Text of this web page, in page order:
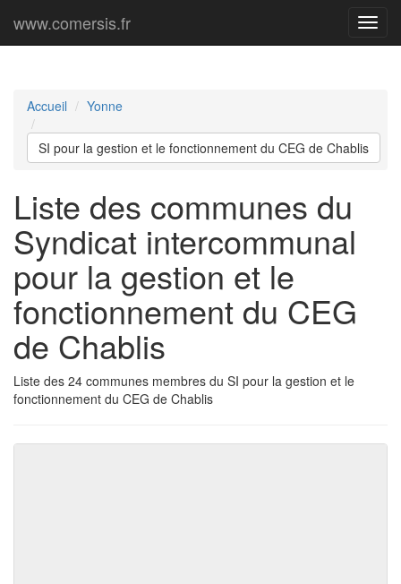
Menu
www.comersis.fr
Accueil Yonne
SI pour la gestion et le fonctionnement du CEG de Chablis
Liste des communes du
Syndicat intercommunal
pour la gestion et le
fonctionnement du CEG
de Chablis
Liste des 24 communes membres du SI pour la gestion et le
fonctionnement du CEG de Chablis